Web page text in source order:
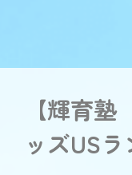
【輝育
ッズUSラ